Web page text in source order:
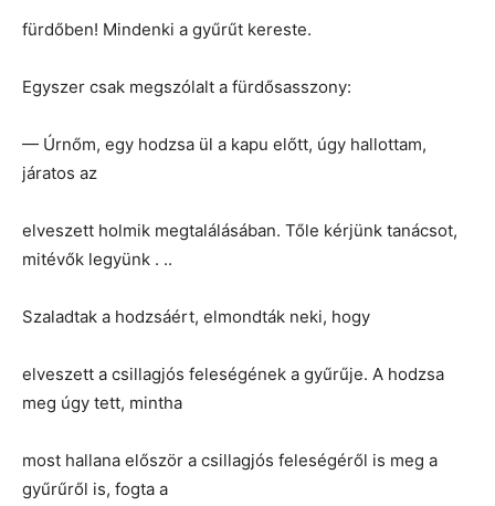
fürdőben! Mindenki a gyűrűt kereste.
Egyszer csak megszólalt a fürdősasszony:
— Úrnőm, egy hodzsa ül a kapu előtt, úgy hallottam,
járatos az
elveszett holmik megtalálásában. Tőle kérjünk tanácsot,
mitévők legyünk . ..
Szaladtak a hodzsáért, elmondták neki, hogy
elveszett a csillagjós feleségének a gyűrűje. A hodzsa
meg úgy tett, mintha
most hallana először a csillagjós feleségéről is meg a
gyűrűről is, fogta a